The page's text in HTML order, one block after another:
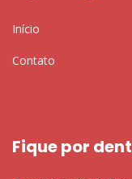
Início
Contato
Fique por